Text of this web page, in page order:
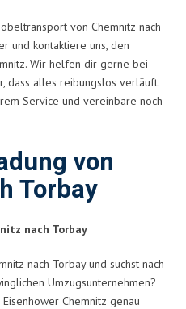
von Chemnitz nach
und kontaktiere uns, den
Wir helfen dir gerne bei
dass alles reibungslos verläuft.
Service und vereinbare noch
von
Torbay
nach Torbay
nach Torbay und suchst nach
Umzugsunternehmen?
Chemnitz genau